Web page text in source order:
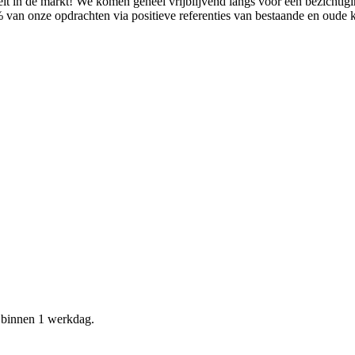
onze opdrachten via positieve referenties van bestaande en
1 werkdag.